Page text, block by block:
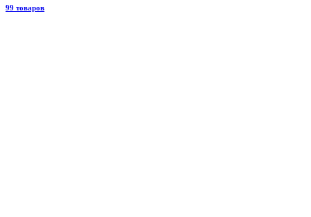
99 товаров